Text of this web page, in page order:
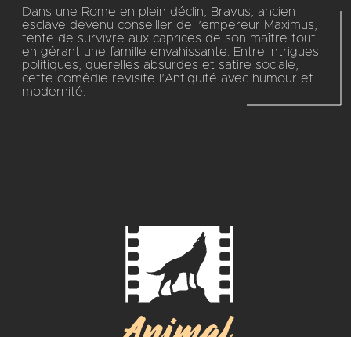
Dans une Rome en plein déclin, Bravus, ancien
esclave devenu conseiller de l’empereur Maximus,
tente de survivre aux caprices de son maître tout
en gérant une famille envahissante. Entre intrigues
politiques, querelles absurdes et satire sociale,
cette comédie revisite l’Antiquité avec humour et
modernité.